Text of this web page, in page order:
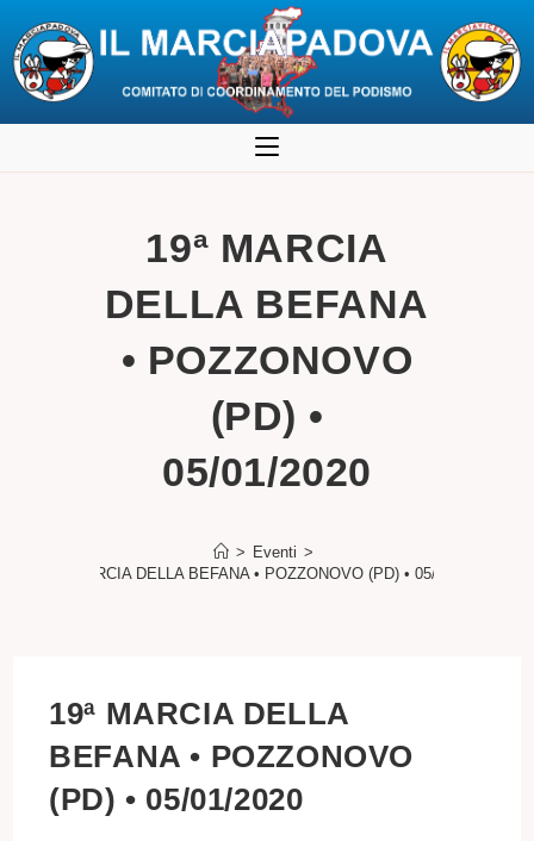
al
19ª MARCIA
DELLA BEFANA
• POZZONOVO
(PD) •
05/01/2020
> Eventi >
19ª MARCIA DELLA BEFANA • POZZONOVO (PD) • 05/01/2020
19ª MARCIA DELLA
BEFANA • POZZONOVO
(PD) • 05/01/2020